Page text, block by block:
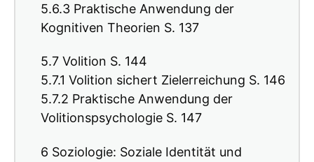
5.6.3 Praktische Anwendung der
Kognitiven Theorien S. 137
5.7 Volition S. 144
5.7.1 Volition sichert Zielerreichung S. 146
5.7.2 Praktische Anwendung der
Volitionspsychologie S. 147
6 Soziologie: Soziale Identität und